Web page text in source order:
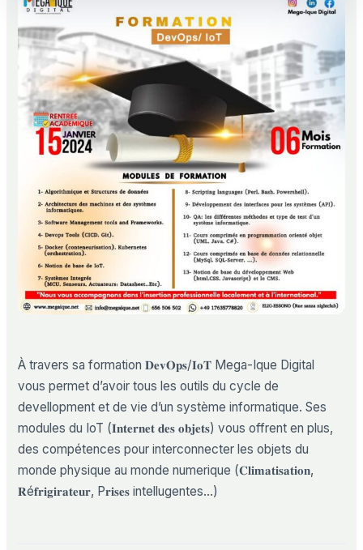
À travers sa formation 𝐃𝐞𝐯𝐎𝐩𝐬/𝐈𝐨𝐓 Mega-Ique Digital
vous permet d’avoir tous les outils du cycle de
devellopment et de vie d’un système informatique. Ses
modules du IoT (𝐈𝐧𝐭𝐞𝐫𝐧𝐞𝐭 𝐝𝐞𝐬 𝐨𝐛𝐣𝐞𝐭𝐬) vous offrent en plus,
des compétences pour interconnecter les objets du
monde physique au monde numerique (𝐂𝐥𝐢𝐦𝐚𝐭𝐢𝐬𝐚𝐭𝐢𝐨𝐧,
𝐑é𝐟𝐫𝐢𝐠𝐢𝐫𝐚𝐭𝐞𝐮𝐫, P𝐫𝐢𝐬𝐞𝐬 intellugentes…)